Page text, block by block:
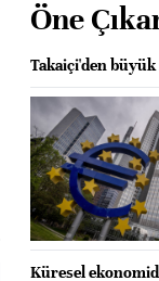
Öne
Takaiçi'den
Küresel